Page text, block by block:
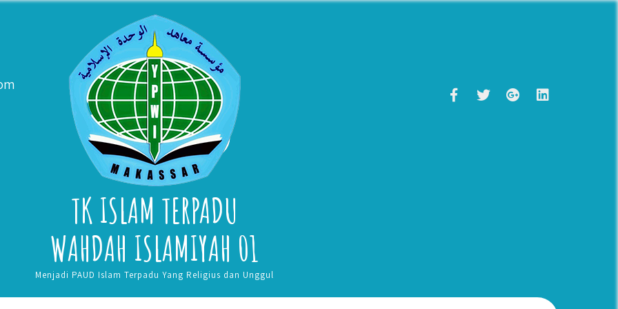
TK ISLAM TERPADU
WAHDAH ISLAMIYAH 01
Menjadi PAUD Islam Terpadu Yang Religius dan Unggul